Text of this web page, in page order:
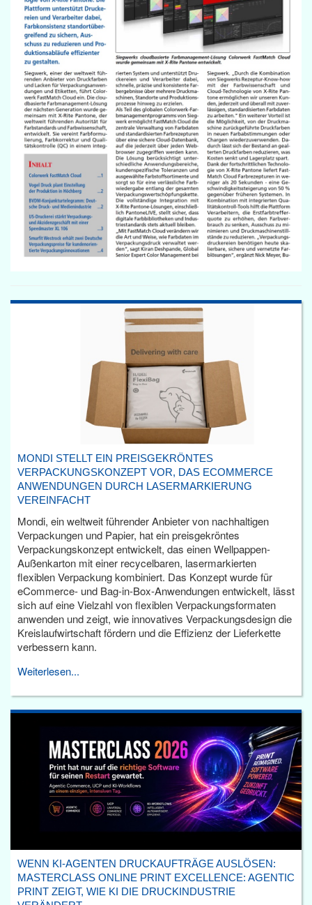
MONDI STELLT EIN PREISGEKRÖNTES
VERPACKUNGSKONZEPT VOR, DAS ECOMMERCE
ANWENDUNGEN DURCH LASERMARKIERUNG
VEREINFACHT
Mondi, ein weltweit führender Anbieter von nachhaltigen
Verpackungen und Papier, hat ein preisgekröntes
Verpackungskonzept entwickelt, das einen Wellpappen-
Außenkarton mit einer recycelbaren, lasermarkierten
flexiblen Verpackung kombiniert. Das Konzept wurde für
eCommerce- und Bag-in-Box-Anwendungen entwickelt, lässt
sich auf eine Vielzahl von flexiblen Verpackungsformaten
anwenden und zeigt, wie innovatives Verpackungsdesign die
Kreislaufwirtschaft fördern und die Effizienz der Lieferkette
verbessern kann.
Weiterlesen...
WENN KI-AGENTEN DRUCKAUFTRÄGE AUSLÖSEN:
MASTERCLASS ONLINE PRINT EXCELLENCE: AGENTIC
PRINT ZEIGT, WIE KI DIE DRUCKINDUSTRIE